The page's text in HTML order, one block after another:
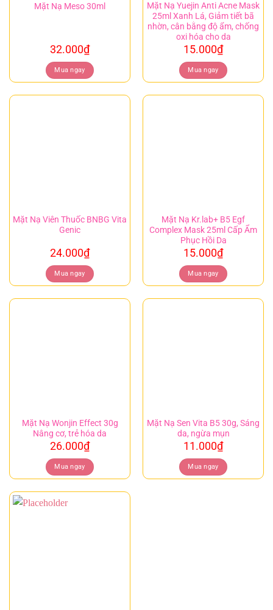
Mặt Nạ Meso 30ml
32.000₫
Mua ngay
Mặt Nạ Yuejin Anti Acne Mask
25ml Xanh Lá, Giảm tiết bã
nhờn, cân bằng độ ẩm, chống
oxi hóa cho da
15.000₫
Mua ngay
Mặt Nạ Viên Thuốc BNBG Vita
Genic
24.000₫
Mua ngay
Mặt Nạ Kr.lab+ B5 Egf
Complex Mask 25ml Cấp Ẩm
Phục Hồi Da
15.000₫
Mua ngay
Mặt Nạ Wonjin Effect 30g
Nâng cơ, trẻ hóa da
26.000₫
Mua ngay
Mặt Nạ Sen Vita B5 30g, Sáng
da, ngừa mụn
11.000₫
Mua ngay